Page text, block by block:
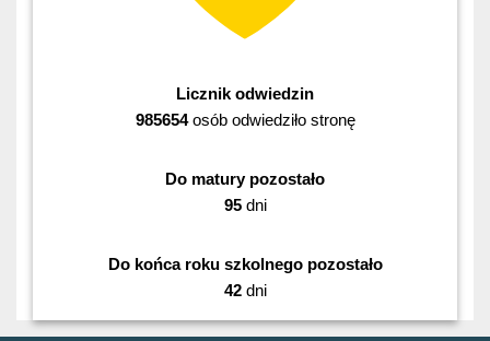
Licznik odwiedzin
985654osób odwiedziło stronę
Do matury pozostało
95dni
Do końca roku szkolnego pozostało
42dni